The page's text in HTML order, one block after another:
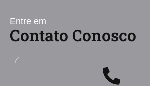
Entre em
Contato Conosco